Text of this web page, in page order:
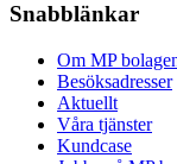
Snabblänkar
Om MP
Besöksadresser
Aktuellt
Våra tjänster
Kundcase